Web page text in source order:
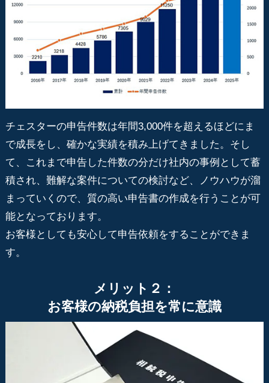
チェスターの申告件数は年間3,000件を超えるほどにま
で成長をし、確かな実績を積み上げてきました。そし
て、これまで申告した件数の分だけ社内の事例として蓄
積され、難解な案件についての検討など、ノウハウが溜
まっていくので、質の高い申告書の作成を行うことが可
能となっております。
お客様としても安心して申告依頼をすることができま
す。
メリット２：
お客様の納税負担を常に意識